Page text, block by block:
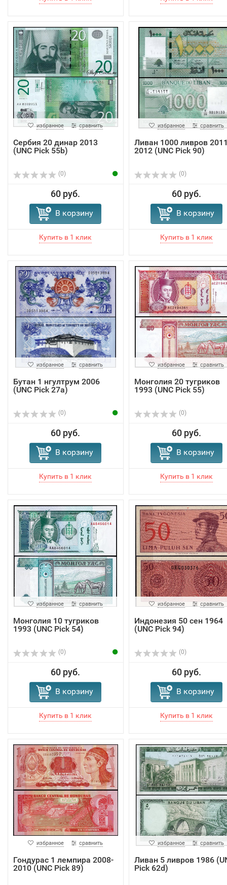
избранное сравнить
Сербия 20 динар 2013
(UNC Pick 55b)
(0)
60 руб.
В корзину
избранное сравнить
Ливан 1000 ливров
2012 (UNC Pick 90)
(0)
60 руб.
В корзину
избранное сравнить
Бутан 1 нгултрум 2006
(UNC Pick 27a)
(0)
60 руб.
В корзину
избранное сравнить
Монголия 20 тугриков
1993 (UNC Pick 55)
(0)
60 руб.
В корзину
избранное сравнить
Монголия 10 тугриков
1993 (UNC Pick 54)
(0)
60 руб.
В корзину
избранное сравнить
Индонезия 50 сен 1964
(UNC Pick 94)
(0)
60 руб.
В корзину
избранное сравнить
Гондурас 1 лемпира 2008-
2010 (UNC Pick 89)
избранное сравнить
Ливан 5 ливров 1986
Pick 62d)